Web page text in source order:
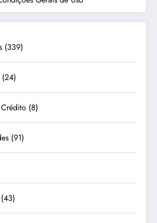
(339)
(24)
(8)
(91)
(43)